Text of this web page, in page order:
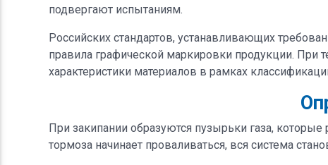
подвергают испытаниям.
Российских стандартов, устанавливающих
правила графической маркировки продукции.
характеристики материалов в рамках
При закипании образуются пузырьки газа,
тормоза начинает проваливаться, вся система